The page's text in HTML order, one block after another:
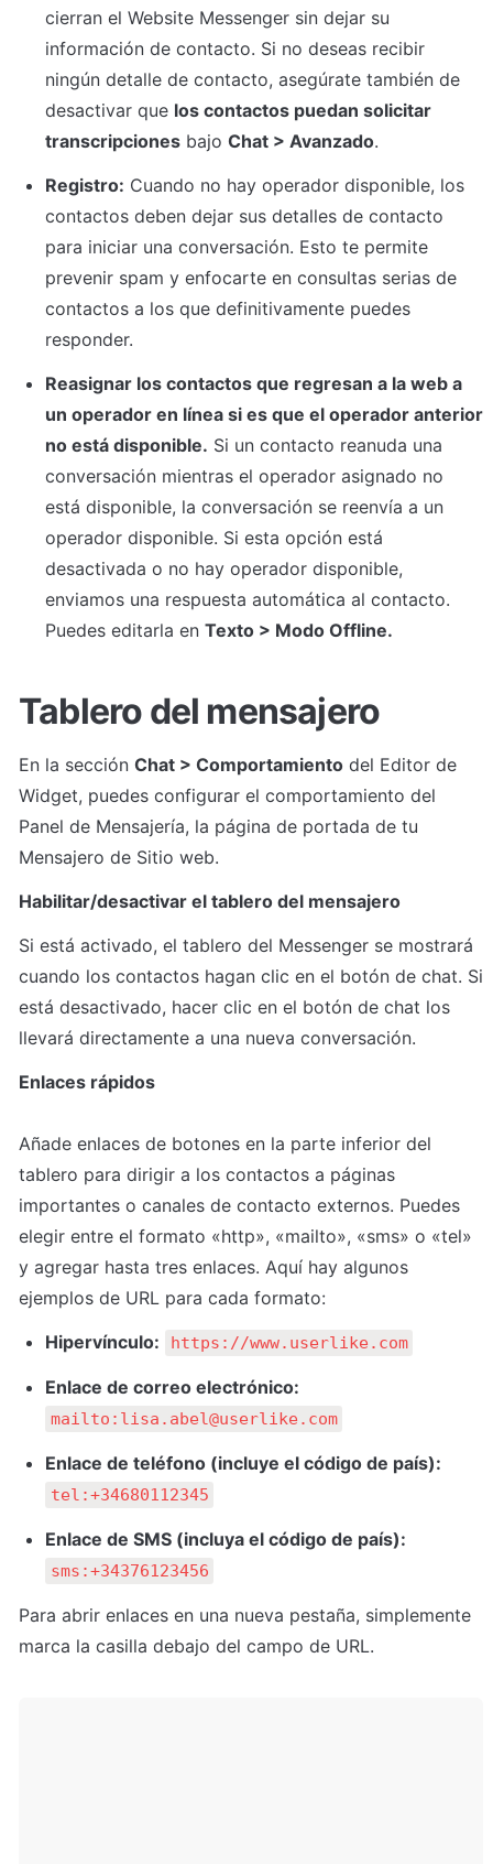
cierran el Website Messenger sin dejar su
información de contacto. Si no deseas recibir
ningún detalle de contacto, asegúrate también de
desactivar que los contactos puedan solicitar
transcripciones bajo Chat > Avanzado.
Registro: Cuando no hay operador disponible, los
contactos deben dejar sus detalles de contacto
para iniciar una conversación. Esto te permite
prevenir spam y enfocarte en consultas serias de
contactos a los que definitivamente puedes
responder.
Reasignar los contactos que regresan a la web a
un operador en línea si es que el operador anterior
no está disponible. Si un contacto reanuda una
conversación mientras el operador asignado no
está disponible, la conversación se reenvía a un
operador disponible. Si esta opción está
desactivada o no hay operador disponible,
enviamos una respuesta automática al contacto.
Puedes editarla en Texto > Modo Offline.
Tablero del mensajero
En la sección Chat > Comportamiento del Editor de
Widget, puedes configurar el comportamiento del
Panel de Mensajería, la página de portada de tu
Mensajero de Sitio web.
Habilitar/desactivar el tablero del mensajero
Si está activado, el tablero del Messenger se mostrará
cuando los contactos hagan clic en el botón de chat. Si
está desactivado, hacer clic en el botón de chat los
llevará directamente a una nueva conversación.
Enlaces rápidos
Añade enlaces de botones en la parte inferior del
tablero para dirigir a los contactos a páginas
importantes o canales de contacto externos. Puedes
elegir entre el formato «http», «mailto», «sms» o «tel»
y agregar hasta tres enlaces. Aquí hay algunos
ejemplos de URL para cada formato:
Hipervínculo:
https://www.userlike.com
Enlace de correo electrónico:
mailto:lisa.abel@userlike.com
Enlace de teléfono (incluye el código de país):
tel:+34680112345
Enlace de SMS (incluya el código de país):
sms:+34376123456
Para abrir enlaces en una nueva pestaña, simplemente
marca la casilla debajo del campo de URL.